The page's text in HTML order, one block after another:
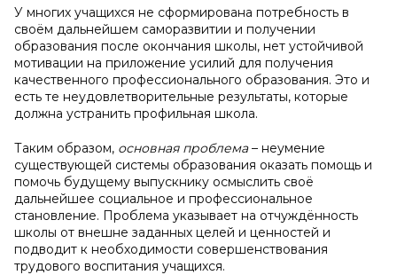
У многих учащихся не сформирована потребность в
своём дальнейшем саморазвитии и получении
образования после окончания школы, нет устойчивой
мотивации на приложение усилий для получения
качественного профессионального образования. Это и
есть те неудовлетворительные результаты, которые
должна устранить профильная школа.
Таким образом, основная проблема– неумение
существующей системы образования оказать помощь и
помочь будущему выпускнику осмыслить своё
дальнейшее социальное и профессиональное
становление. Проблема указывает на отчуждённость
школы от внешне заданных целей и ценностей и
подводит к необходимости совершенствования
трудового воспитания учащихся.